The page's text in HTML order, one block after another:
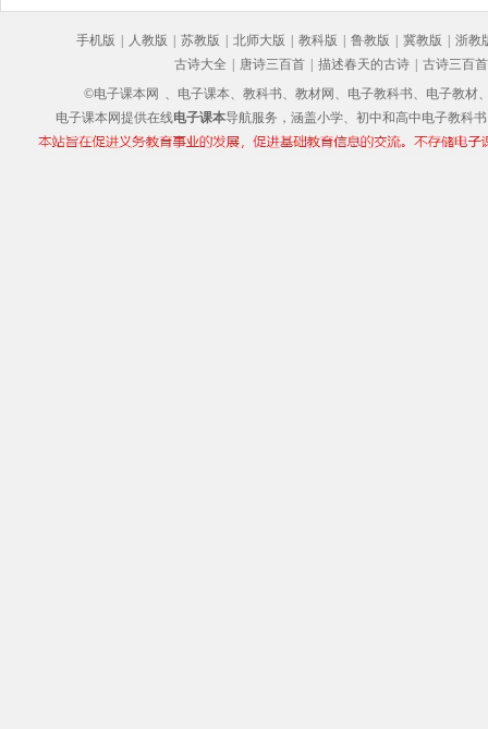
手机版 | 人教版 | 苏教版 | 北师大版 | 教科版 | 鲁教版 | 冀教版 | 浙教
古诗大全 | 唐诗三百首 | 描述春天的古诗 | 古诗三百首
©电子课本网
、电子课本、教科书、教材网、电子教科书、电子教
电子课本网提供在线电子课本导航服务，涵盖小学、初中和高中电子教科